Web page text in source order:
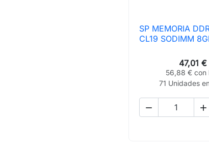
 Vista
SP MEMORIA
CL19 SODIMM
47,01 €
56,88 € con
71 Unidades
 